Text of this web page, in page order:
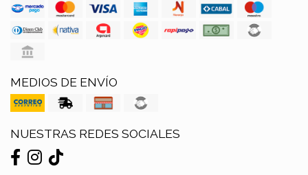
MEDIOS DE ENVÍO
NUESTRAS REDES SOCIALES